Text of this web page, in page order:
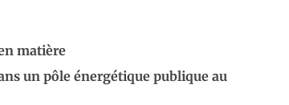
matière
un pôle énergétique publique au